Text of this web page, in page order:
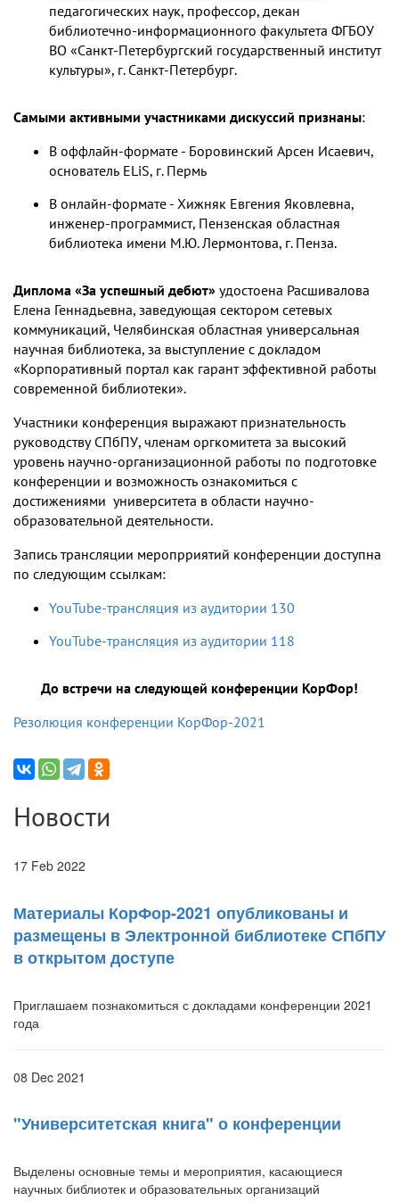
педагогических наук, профессор, декан
библиотечно-информационного факультета ФГБОУ
ВО «Санкт-Петербургский государственный институт
культуры», г. Санкт-Петербург.
Самыми активными участниками дискуссий признаны:
В оффлайн-формате - Боровинский Арсен Исаевич,
основатель ELiS, г. Пермь
В онлайн-формате - Хижняк Евгения Яковлевна,
инженер-программист, Пензенская областная
библиотека имени М.Ю. Лермонтова, г. Пенза.
Диплома «За успешный дебют» удостоена Расшивалова
Елена Геннадьевна, заведующая сектором сетевых
коммуникаций, Челябинская областная универсальная
научная библиотека, за выступление с докладом
«Корпоративный портал как гарант эффективной работы
современной библиотеки».
Участники конференция выражают признательность
руководству СПбПУ, членам оргкомитета за высокий
уровень научно-организационной работы по подготовке
конференции и возможность ознакомиться с
достижениями университета в области научно-
образовательной деятельности.
Запись трансляции меропрриятий конференции доступна
по следующим ссылкам:
YouTube-трансляция из аудитории 130
YouTube-трансляция из аудитории 118
До встречи на следующей конференции КорФор!
Резолюция конференции КорФор-2021
Новости
17 Feb 2022
Материалы КорФор-2021 опубликованы и
размещены в Электронной библиотеке СПбПУ
в открытом доступе
Приглашаем познакомиться с докладами конференции 2021
года
08 Dec 2021
"Университетская книга" о конференции
Выделены основные темы и мероприятия, касающиеся
научных библиотек и образовательных организаций